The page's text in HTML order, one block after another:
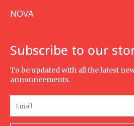
NOVA
Subscribe to our
To be updated with all the latest
announcements.